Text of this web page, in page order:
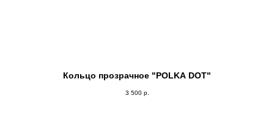
Кольцо прозрачное "POLKA DOT"
3 500 р.